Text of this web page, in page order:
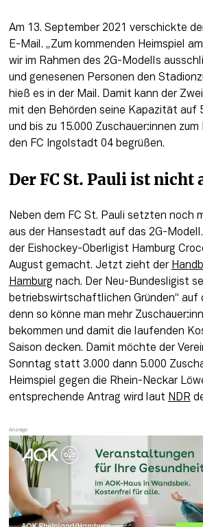
Am 13. September 2021 verschickte
E-Mail. „Zum kommenden Heimspiel
wir im Rahmen des 2G-Modells
und genesenen Personen den
hieß es in der Mail. Damit kann der
mit den Behörden seine Kapazität auf
und bis zu 15.000 Zuschauer:innen zum
den FC Ingolstadt 04 begrüßen.
Der FC St. Pauli ist nicht
Neben dem FC St. Pauli setzten noch
aus der Hansestadt auf das 2G-
der Eishockey-Oberligist Hamburg
August gemacht. Jetzt zieht der
Hamburg nach. Der Neu-Bundesligist
betriebswirtschaftlichen Gründen“ auf
denn so könne man mehr
bekommen und damit die laufenden
Saison decken. Damit möchte der
Sonntag statt 3.000 dann 5.000
Heimspiel gegen die Rhein-Neckar
entsprechende Antrag wird laut NDR